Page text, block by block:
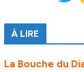
À LIRE
La Bouche du